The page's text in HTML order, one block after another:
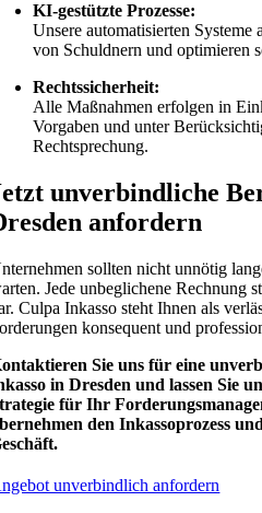
KI-gestützte Prozesse:
Unsere automatisierten Systeme
von Schuldnern und optimieren
Rechtssicherheit:
Alle Maßnahmen erfolgen in
Vorgaben und unter
Rechtsprechung.
unverbindliche
anfordern
sollten nicht unnötig
Jede unbeglichene Rechnung
Culpa Inkasso steht Ihnen als
konsequent und
Sie uns für eine
in Dresden und lassen Sie
für Ihr
den Inkassoprozess
unverbindlich anfordern